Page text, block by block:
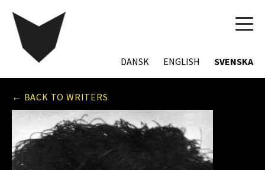
DANSK ENGLISH SVENSKA
← BACK TO WRITERS